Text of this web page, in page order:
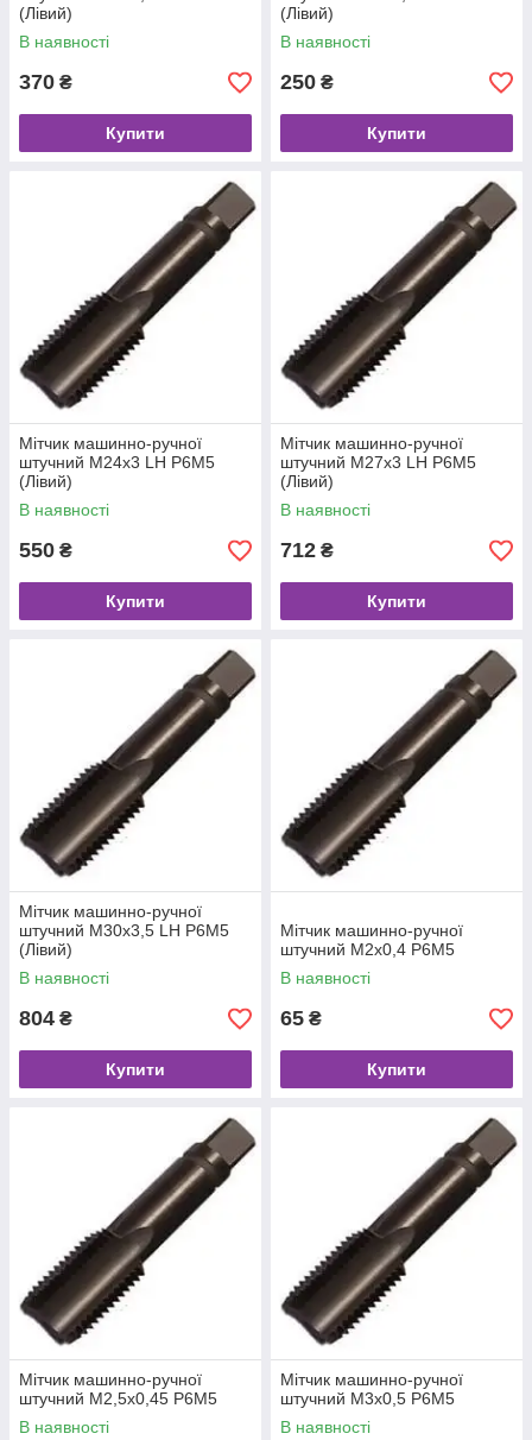
(Лівий)
В наявності
370 ₴
Купити
(Лівий)
В наявності
250 ₴
Купити
Мітчик машинно-ручної
штучний М24х3 LH Р6М5
(Лівий)
В наявності
550 ₴
Купити
Мітчик машинно-ручної
штучний М27х3 LH Р6М5
(Лівий)
В наявності
712 ₴
Купити
Мітчик машинно-ручної
штучний М30х3,5 LH Р6М5
(Лівий)
В наявності
804 ₴
Купити
Мітчик машинно-ручної
штучний М2х0,4 Р6М5
В наявності
65 ₴
Купити
Мітчик машинно-ручної
штучний М2,5х0,45 Р6М5
В наявності
Мітчик машинно-ручної
штучний М3х0,5 Р6М5
В наявності